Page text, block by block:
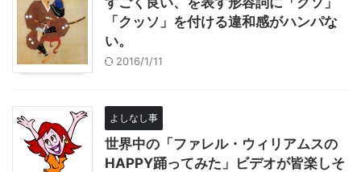
「クッソ」を付ける違和感がハンパな
い。
2016/1/11
よしなし事
世界中の「ファレル・ウィリアムスの
HAPPY踊ってみた」ビデオが皆楽しそ